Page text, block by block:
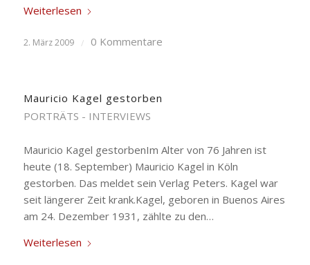
Weiterlesen
2. März 2009 / 0 Kommentare
Mauricio Kagel gestorben
PORTRÄTS - INTERVIEWS
Mauricio Kagel gestorbenIm Alter von 76 Jahren ist
heute (18. September) Mauricio Kagel in Köln
gestorben. Das meldet sein Verlag Peters. Kagel war
seit längerer Zeit krank.Kagel, geboren in Buenos Aires
am 24. Dezember 1931, zählte zu den…
Weiterlesen